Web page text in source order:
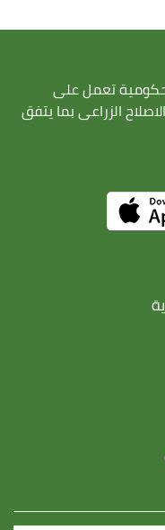
حكومية تعمل على
الزراعى بما يتفق